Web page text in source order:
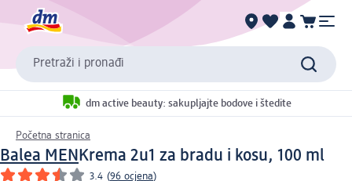
Pretraži i pronađi
dm active beauty: sakupljajte bodove i štedite
Početna stranica
Balea MEN Krema 2u1 za bradu i kosu, 100 ml
3.4 (96 ocjena)